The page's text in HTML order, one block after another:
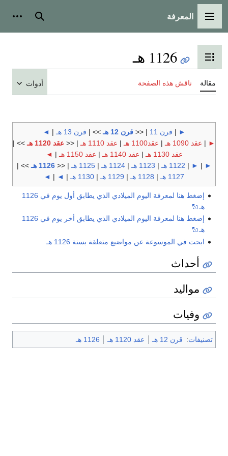
القائمة الرئيسية
المعرفة بحث
تبديل عرض جدول المحتويات
1126 هـ
مقالة ناقش هذه الصفحة أدوات
►
| قرن 11 | <<قرن 12 هـ >> | قرن 13 هـ |
◄
►
| عقد 1090 هـ | عقد1100 هـ | عقد 1110 هـ | << عقد 1120 هـ
>> |
عقد 1130 هـ
| عقد 1140 هـ | عقد 1150 هـ |
◄
►
|
►
| 1122 هـ | 1123 هـ |1124 هـ |1125 هـ | <<1126 هـ
>> |
1127 هـ
| 1128 هـ | 1129 هـ | 1130 هـ |
◄
|
◄
إضغط هنا لمعرفة اليوم الميلادي الذي يطابق أول يوم في 1126
هـ
إضغط هنا لمعرفة اليوم الميلادي الذي يطابق أخر يوم في 1126
هـ
ابحث في الموسوعة عن مواضيع متعلقة بسنة 1126 هـ
أحداث
مواليد
وفيات
تصنيفات: قرن 12 هـ عقد 1120 هـ 1126 هـ